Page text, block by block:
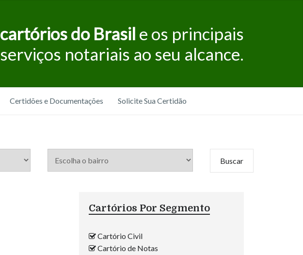
cartórios do Brasil e os principais
serviços notariais ao seu alcance.
Certidões e Documentações Solicite Sua Certidão
Cartórios Por Segmento
Cartório Civil
Cartório de Notas